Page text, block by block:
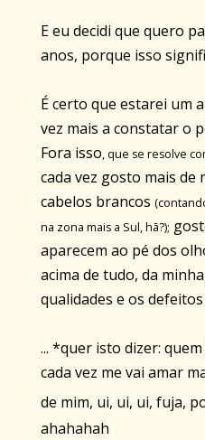
E eu decidi que quero
anos, porque isso
É certo que estarei um
vez mais a constatar o
Fora isso, que se resolve
cada vez gosto mais de
cabelos brancos
na zona mais a Sul, hã?);
aparecem ao pé dos
acima de tudo, da minha
qualidades e os
... *quer isto dizer:
cada vez me vai amar
de mim, ui, ui, ui, fuja,
ahahahah